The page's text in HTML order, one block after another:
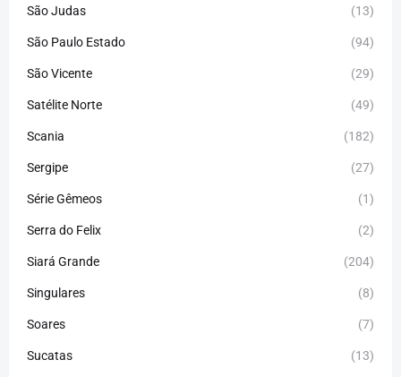
São Judas (13)
São Paulo Estado (94)
São Vicente (29)
Satélite Norte (49)
Scania (182)
Sergipe (27)
Série Gêmeos (1)
Serra do Felix (2)
Siará Grande (204)
Singulares (8)
Soares (7)
Sucatas (13)